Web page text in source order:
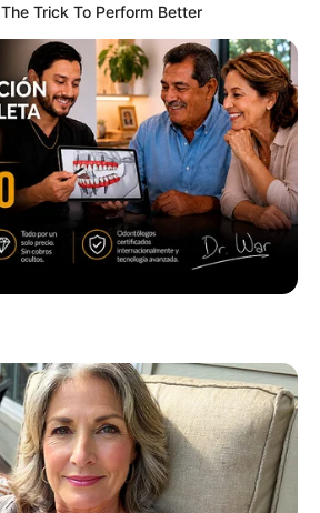
'90s Couples Defined An
List
Trick To Perform Better